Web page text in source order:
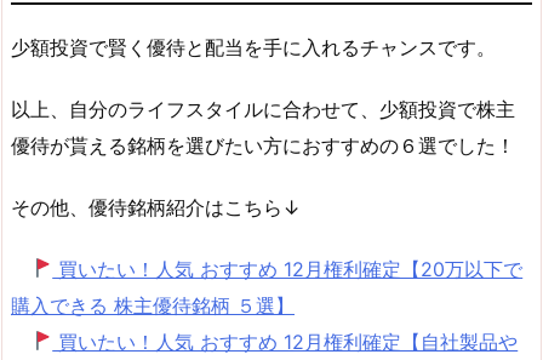
少額投資で賢く優待と配当を手に入れるチャンスです。
以上、自分のライフスタイルに合わせて、少額投資で株主
優待が貰える銘柄を選びたい方におすすめの６選でした！
その他、優待銘柄紹介はこちら↓
買いたい！人気 おすすめ 12月権利確定【20万以下で
購入できる 株主優待銘柄 ５選】
買いたい！人気 おすすめ 12月権利確定【自社製品や